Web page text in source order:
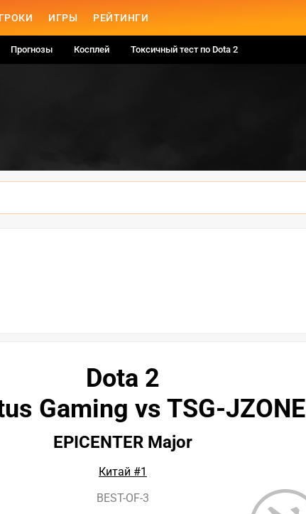
ИГРЫ РЕЙТИНГИ
Прогнозы Косплей Токсичный тест по Dota 2
Dota 2
Gaming vs TSG-JZONE
EPICENTER Major
Китай #1
BEST-OF-3